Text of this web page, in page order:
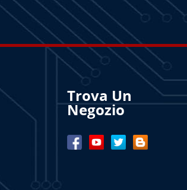
Trova Un
Negozio